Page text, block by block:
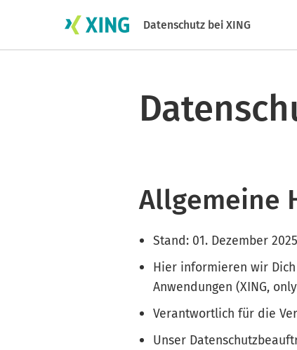
Datenschutz bei XING
Allgemeine
Stand: 01. Dezember 2025
Hier informieren wir
Anwendungen (XING,
Verantwortlich für die
Unser